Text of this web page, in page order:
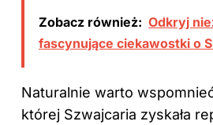
Zobacz również: Odkryj
fascynujące ciekawostki o
Naturalnie warto
której Szwajcaria zyskała